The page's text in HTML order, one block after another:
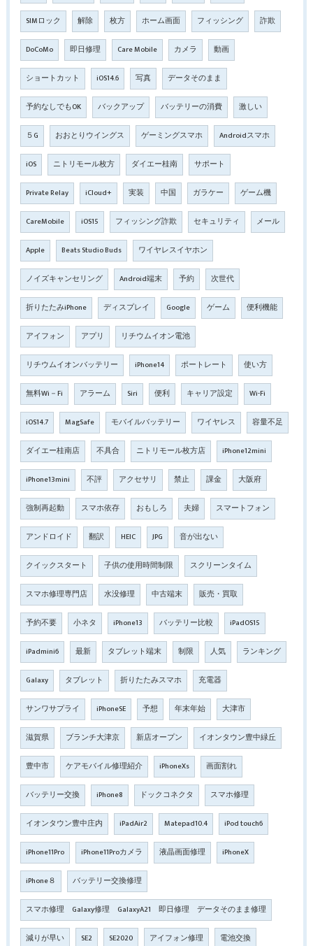
SIMロック 解除 枚方 ホーム画面 フィッシング 詐欺
DoCoMo 即日修理 Care Mobile カメラ 動画
ショートカット iOS14.6 写真 データそのまま
予約なしでもOK バックアップ バッテリーの消費 激しい
５G おおとりウイングス ゲーミングスマホ Androidスマホ
iOS ニトリモール枚方 ダイエー桂南 サポート
Private Relay iCloud+ 実装 中国 ガラケー ゲーム機
CareMobile iOS15 フィッシング詐欺 セキュリティ メール
Apple Beats Studio Buds ワイヤレスイヤホン
ノイズキャンセリング Android端末 予約 次世代
折りたたみiPhone ディスプレイ Google ゲーム 便利機能
アイフォン アプリ リチウムイオン電池
リチウムイオンバッテリー iPhone14 ポートレート 使い方
無料Wi－Fi アラーム Siri 便利 キャリア設定 Wi-Fi
iOS14.7 MagSafe モバイルバッテリー ワイヤレス 容量不足
ダイエー桂南店 不具合 ニトリモール枚方店 iPhone12mini
iPhone13mini 不評 アクセサリ 禁止 課金 大阪府
強制再起動 スマホ依存 おもしろ 夫婦 スマートフォン
アンドロイド 翻訳 HEIC JPG 音が出ない
クイックスタート 子供の使用時間制限 スクリーンタイム
スマホ修理専門店 水没修理 中古端末 販売・買取
予約不要 小ネタ iPhone13 バッテリー比較 iPadOS15
iPadmini6 最新 タブレット端末 制限 人気 ランキング
Galaxy タブレット 折りたたみスマホ 充電器
サンワサプライ iPhoneSE 予想 年末年始 大津市
滋賀県 ブランチ大津京 新店オープン イオンタウン豊中緑丘
豊中市 ケアモバイル修理紹介 iPhoneXs 画面割れ
バッテリー交換 iPhone8 ドックコネクタ スマホ修理
イオンタウン豊中庄内 iPadAir2 Matepad10.4 iPod touch6
iPhone11Pro iPhone11Proカメラ 液晶画面修理 iPhoneX
iPhone８ バッテリー交換修理
スマホ修理 Galaxy修理 GalaxyA21 即日修理 データそのまま修理
減りが早い SE2 SE2020 アイフォン修理 電池交換